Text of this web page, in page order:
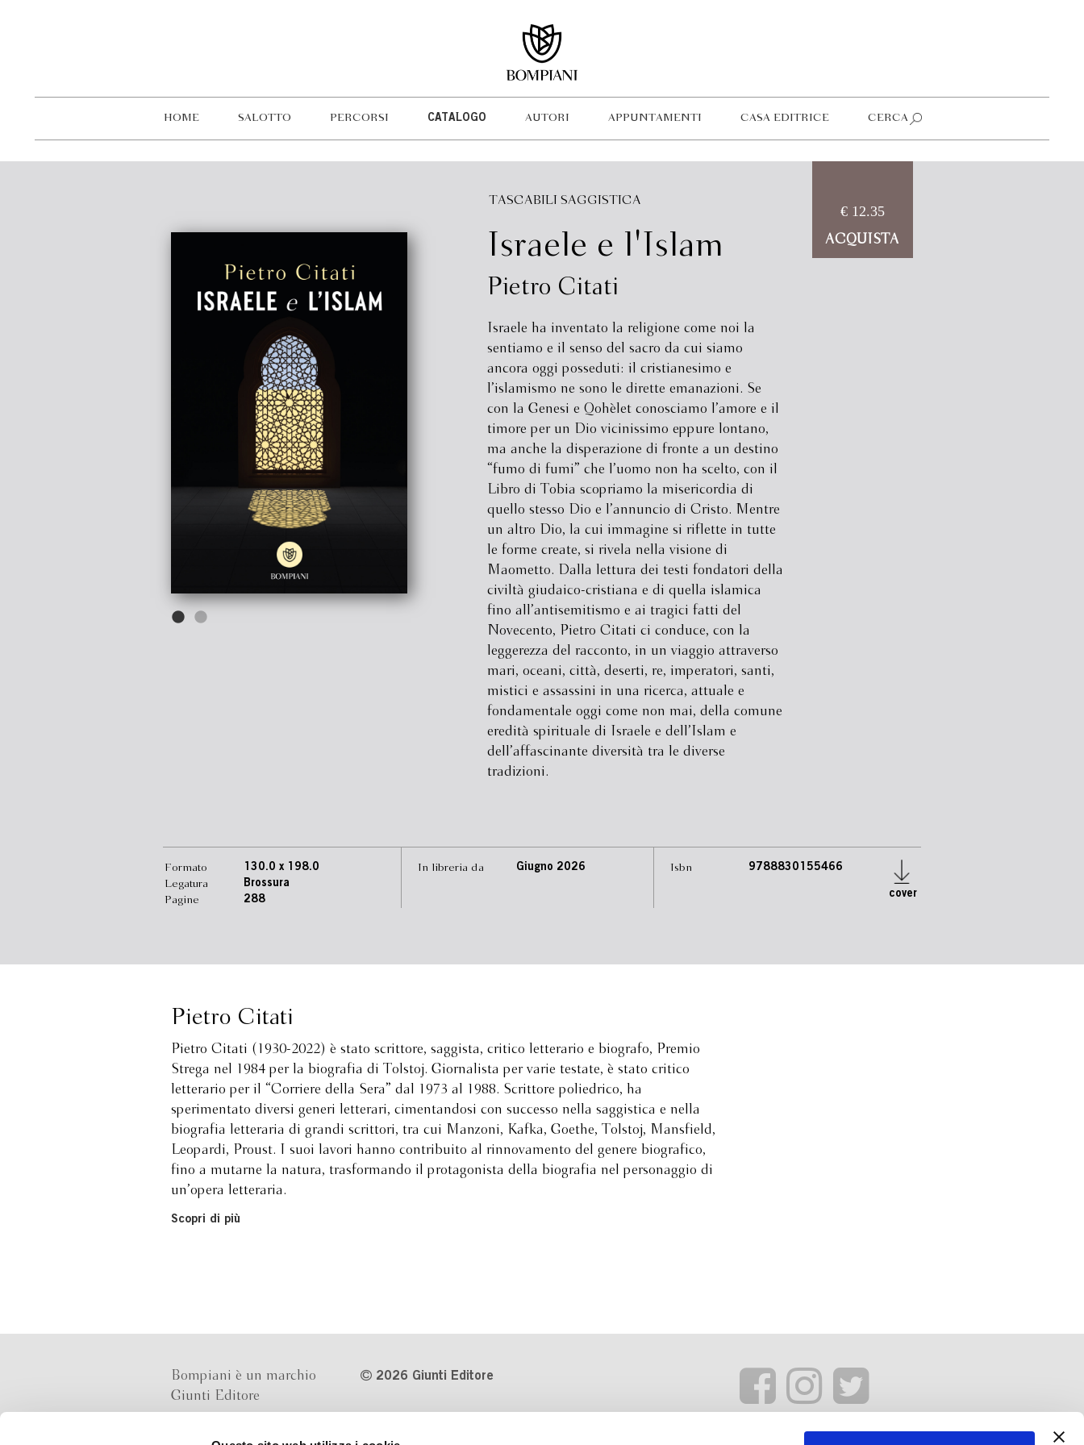
HOME SALOTTO PERCORSI CATALOGO AUTORI APPUNTAMENTI CASA EDITRICE CERCA
TASCABILI SAGGISTICA
Israele e l'Islam
Pietro Citati
Israele ha inventato la religione come noi la
sentiamo e il senso del sacro da cui siamo
ancora oggi posseduti: il cristianesimo e
l’islamismo ne sono le dirette emanazioni. Se
con la Genesi e Qohèlet conosciamo l’amore e il
timore per un Dio vicinissimo eppure lontano,
ma anche la disperazione di fronte a un destino
“fumo di fumi” che l’uomo non ha scelto, con il
Libro di Tobia scopriamo la misericordia di
quello stesso Dio e l’annuncio di Cristo. Mentre
un altro Dio, la cui immagine si riflette in tutte
le forme create, si rivela nella visione di
Maometto. Dalla lettura dei testi fondatori della
civiltà giudaico-cristiana e di quella islamica
fino all’antisemitismo e ai tragici fatti del
Novecento, Pietro Citati ci conduce, con la
leggerezza del racconto, in un viaggio attraverso
mari, oceani, città, deserti, re, imperatori, santi,
mistici e assassini in una ricerca, attuale e
fondamentale oggi come non mai, della comune
eredità spirituale di Israele e dell’Islam e
dell’affascinante diversità tra le diverse
tradizioni.
€ 12.35
ACQUISTA
Formato
Legatura
Pagine
130.0 x 198.0
Brossura
288
In libreria da Giugno 2026 Isbn 9788830155466
cover
Pietro Citati
Pietro Citati (1930-2022) è stato scrittore, saggista, critico letterario e biografo, Premio
Strega nel 1984 per la biografia di Tolstoj. Giornalista per varie testate, è stato critico
letterario per il “Corriere della Sera” dal 1973 al 1988. Scrittore poliedrico, ha
sperimentato diversi generi letterari, cimentandosi con successo nella saggistica e nella
biografia letteraria di grandi scrittori, tra cui Manzoni, Kafka, Goethe, Tolstoj, Mansfield,
Leopardi, Proust. I suoi lavori hanno contribuito al rinnovamento del genere biografico,
fino a mutarne la natura, trasformando il protagonista della biografia nel personaggio di
un’opera letteraria.
Scopri di più
Bompiani è un marchio
Giunti Editore
2026 Giunti Editore